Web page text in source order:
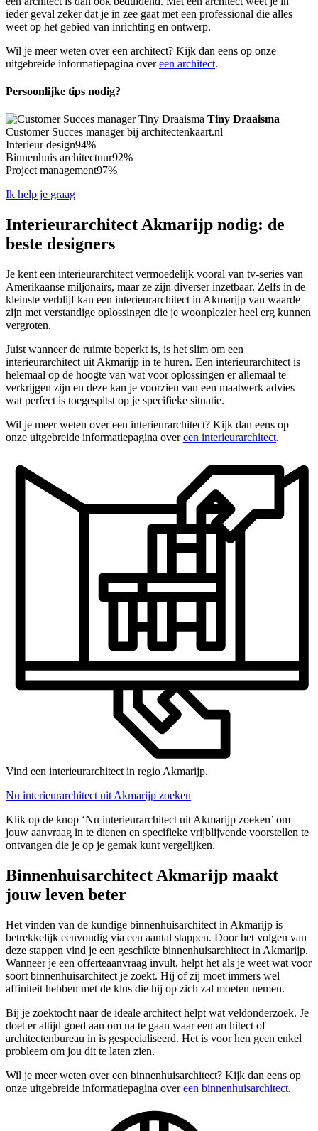
ieder geval zeker dat je in zee gaat met een professional die alles
weet op het gebied van inrichting en ontwerp.
Wil je meer weten over een architect? Kijk dan eens op onze
uitgebreide informatiepagina overeen architect.
Persoonlijke tips nodig?
Tiny Draaisma
Customer Succes manager bij architectenkaart.nl
Interieur design94%
Binnenhuis architectuur92%
Project management97%
Ik help je graag
Interieurarchitect Akmarijp nodig: de
beste designers
Je kent een interieurarchitect vermoedelijk vooral van tv-series van
Amerikaanse miljonairs, maar ze zijn diverser inzetbaar. Zelfs in de
kleinste verblijf kan een interieurarchitect in Akmarijp van waarde
zijn met verstandige oplossingen die je woonplezier heel erg kunnen
vergroten.
Juist wanneer de ruimte beperkt is, is het slim om een
interieurarchitect uit Akmarijp in te huren. Een interieurarchitect is
helemaal op de hoogte van wat voor oplossingen er allemaal te
verkrijgen zijn en deze kan je voorzien van een maatwerk advies
wat perfect is toegespitst op je specifieke situatie.
Wil je meer weten over een interieurarchitect? Kijk dan eens op
onze uitgebreide informatiepagina overeen interieurarchitect.
Vind een interieurarchitect in regio Akmarijp.
Nu interieurarchitect uit Akmarijp zoeken
Klik op de knop ‘Nu interieurarchitect uit Akmarijp zoeken’ om
jouw aanvraag in te dienen en specifieke vrijblijvende voorstellen te
ontvangen die je op je gemak kunt vergelijken.
Binnenhuisarchitect Akmarijp maakt
jouw leven beter
Het vinden van de kundige binnenhuisarchitect in Akmarijp is
betrekkelijk eenvoudig via een aantal stappen. Door het volgen van
deze stappen vind je een geschikte binnenhuisarchitect in Akmarijp.
Wanneer je een offerteaanvraag invult, helpt het als je weet wat voor
soort binnenhuisarchitect je zoekt. Hij of zij moet immers wel
affiniteit hebben met de klus die hij op zich zal moeten nemen.
Bij je zoektocht naar de ideale architect helpt wat veldonderzoek. Je
doet er altijd goed aan om na te gaan waar een architect of
architectenbureau in is gespecialiseerd. Het is voor hen geen enkel
probleem om jou dit te laten zien.
Wil je meer weten over een binnenhuisarchitect? Kijk dan eens op
onze uitgebreide informatiepagina overeen binnenhuisarchitect.